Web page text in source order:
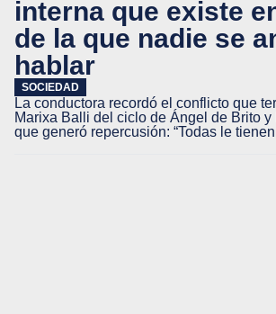
interna que existe
de la que nadie se
hablar
SOCIEDAD
La conductora recordó el conflicto que
Marixa Balli del ciclo de Ángel de Brito y
que generó repercusión: “Todas le